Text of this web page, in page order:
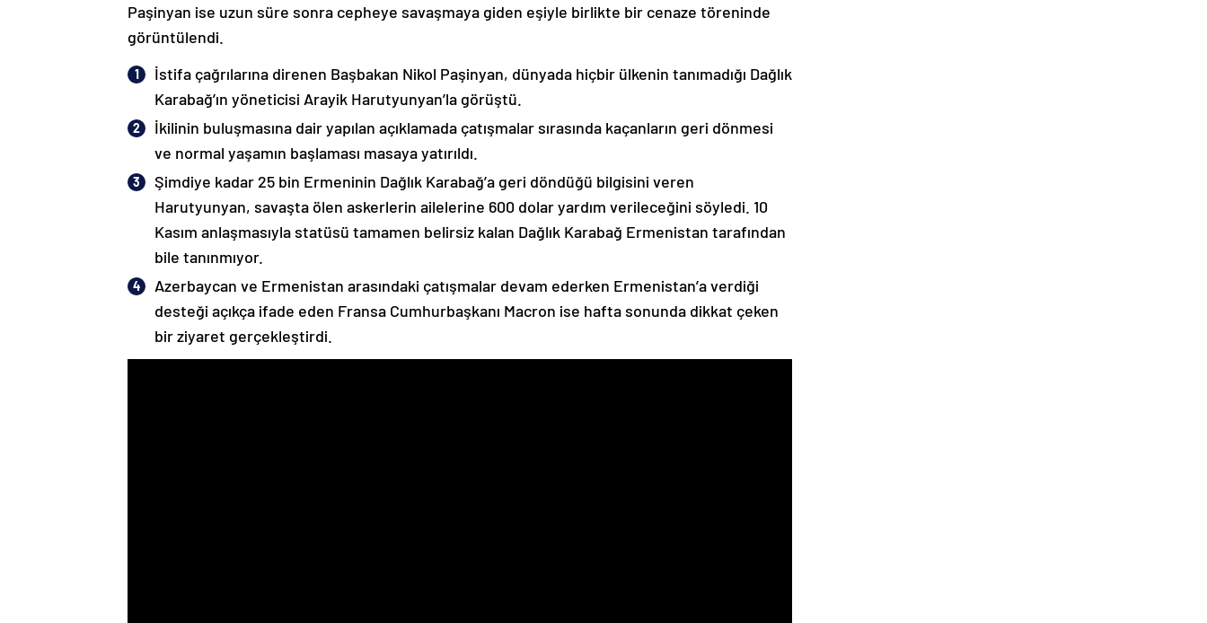
Paşinyan ise uzun süre sonra cepheye savaşmaya giden eşiyle birlikte bir cenaze töreninde
görüntülendi.
İstifa çağrılarına direnen Başbakan Nikol Paşinyan, dünyada hiçbir ülkenin tanımadığı Dağlık
Karabağ’ın yöneticisi Arayik Harutyunyan’la görüştü.
İkilinin buluşmasına dair yapılan açıklamada çatışmalar sırasında kaçanların geri dönmesi
ve normal yaşamın başlaması masaya yatırıldı.
Şimdiye kadar 25 bin Ermeninin Dağlık Karabağ’a geri döndüğü bilgisini veren
Harutyunyan, savaşta ölen askerlerin ailelerine 600 dolar yardım verileceğini söyledi. 10
Kasım anlaşmasıyla statüsü tamamen belirsiz kalan Dağlık Karabağ Ermenistan tarafından
bile tanınmıyor.
Azerbaycan ve Ermenistan arasındaki çatışmalar devam ederken Ermenistan’a verdiği
desteği açıkça ifade eden Fransa Cumhurbaşkanı Macron ise hafta sonunda dikkat çeken
bir ziyaret gerçekleştirdi.